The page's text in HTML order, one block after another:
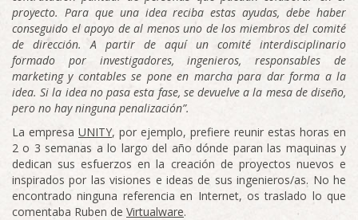
proyecto. Para que una idea reciba estas ayudas, debe haber
conseguido el apoyo de al menos uno de los miembros del comité
de dirección. A partir de aquí un comité interdisciplinario
formado por investigadores, ingenieros, responsables de
marketing y contables se pone en marcha para dar forma a la
idea. Si la idea no pasa esta fase, se devuelve a la mesa de diseño,
pero no hay ninguna penalización”.
La empresa UNITY, por ejemplo, prefiere reunir estas horas en
2 o 3 semanas a lo largo del año dónde paran las maquinas y
dedican sus esfuerzos en la creación de proyectos nuevos e
inspirados por las visiones e ideas de sus ingenieros/as. No he
encontrado ninguna referencia en Internet, os traslado lo que
comentaba Ruben de Virtualware.